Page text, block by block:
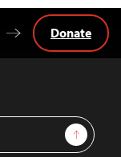
Sign Up
Donate